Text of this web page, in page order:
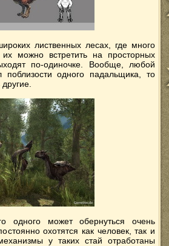
лиственных лесах, где много
можно встретить на просторных
по-одиночке. Вообще, любой
одного падальщика, то
одного может обернуться очень
охотятся как человек, так и
у таких стай отработаны